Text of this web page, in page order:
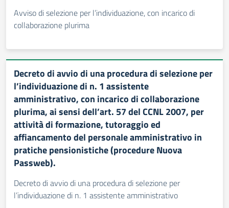
Avviso di selezione per l’individuazione, con incarico di
collaborazione plurima
Decreto di avvio di una procedura di selezione per
l’individuazione di n. 1 assistente
amministrativo, con incarico di collaborazione
plurima, ai sensi dell’art. 57 del CCNL 2007, per
attività di formazione, tutoraggio ed
affiancamento del personale amministrativo in
pratiche pensionistiche (procedure Nuova
Passweb).
Decreto di avvio di una procedura di selezione per
l’individuazione di n. 1 assistente amministrativo